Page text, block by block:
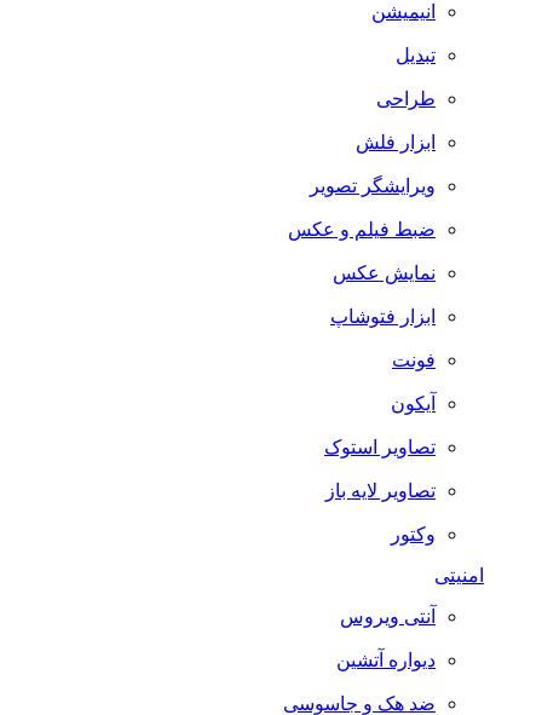
انیمیشن
تبدیل
طراحی
ابزار فلش
ویرایشگر تصویر
ضبط فيلم و عكس
نمایش عکس
ابزار فتوشاپ
فونت
آیکون
تصاویر استوک
تصاویر لایه باز
وکتور
آنتی ویروس
دیواره آتشین
ضد هک و جاسوسی